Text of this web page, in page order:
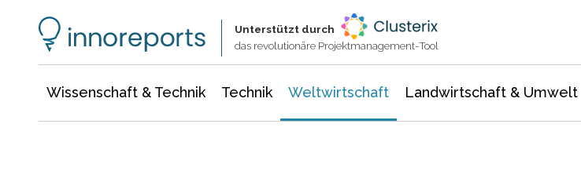
Unterstützt durch
das revolutionäre Projektmanagement-Tool
Wissenschaft & Technik Technik Weltwirtschaft Landwirtschaft & Umwelt